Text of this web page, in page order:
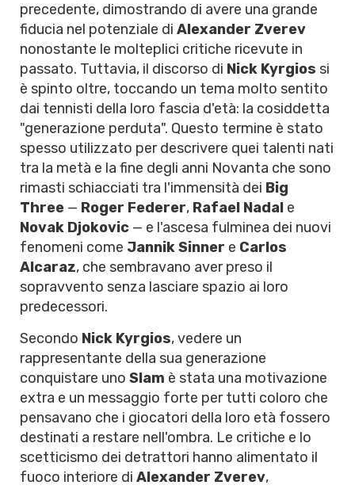
precedente, dimostrando di avere una grande
fiducia nel potenziale di Alexander Zverev
nonostante le molteplici critiche ricevute in
passato. Tuttavia, il discorso di Nick Kyrgios si
è spinto oltre, toccando un tema molto sentito
dai tennisti della loro fascia d'età: la cosiddetta
"generazione perduta". Questo termine è stato
spesso utilizzato per descrivere quei talenti nati
tra la metà e la fine degli anni Novanta che sono
rimasti schiacciati tra l'immensità dei Big
Three — Roger Federer, Rafael Nadal e
Novak Djokovic — e l'ascesa fulminea dei nuovi
fenomeni come Jannik Sinner e Carlos
Alcaraz, che sembravano aver preso il
sopravvento senza lasciare spazio ai loro
predecessori.
Secondo Nick Kyrgios, vedere un
rappresentante della sua generazione
conquistare uno Slam è stata una motivazione
extra e un messaggio forte per tutti coloro che
pensavano che i giocatori della loro età fossero
destinati a restare nell'ombra. Le critiche e lo
scetticismo dei detrattori hanno alimentato il
fuoco interiore di Alexander Zverev,